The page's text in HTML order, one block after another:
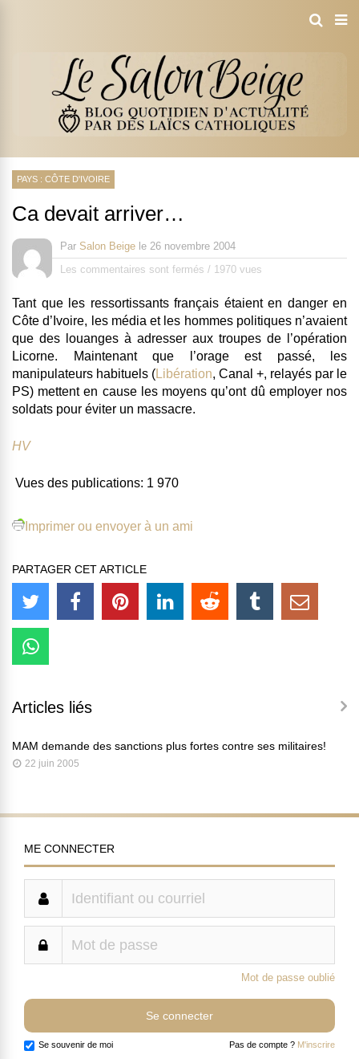
PAYS : CÔTE D'IVOIRE
Ca devait arriver…
Par Salon Beige le 26 novembre 2004
Les commentaires sont fermés / 1970 vues
Tant que les ressortissants français étaient en danger en
Côte d’Ivoire, les média et les hommes politiques n’avaient
que des louanges à adresser aux troupes de l’opération
Licorne. Maintenant que l’orage est passé, les
manipulateurs habituels (Libération, Canal +, relayés par le
PS) mettent en cause les moyens qu’ont dû employer nos
soldats pour éviter un massacre.
HV
Vues des publications: 1 970
Imprimer ou envoyer à un ami
PARTAGER CET ARTICLE
Articles liés
MAM demande des sanctions plus fortes contre ses militaires!
22 juin 2005
ME CONNECTER
Mot de passe oublié
Se souvenir de moi Pas de compte ? M'inscrire